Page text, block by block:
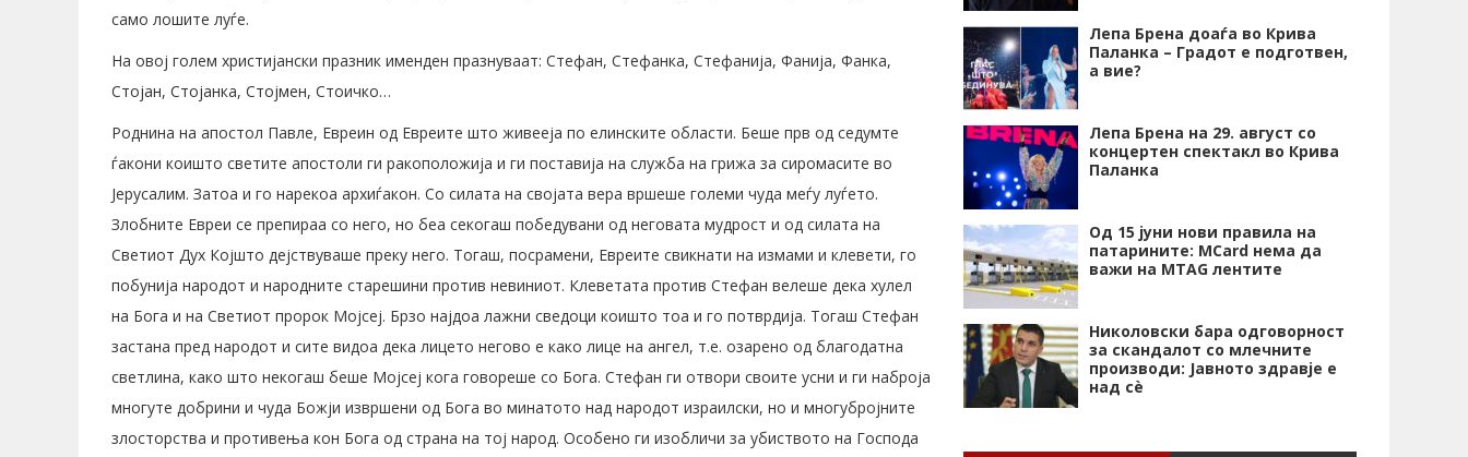
само лошите луѓе.
На овој голем христијански празник именден празнуваат: Стефан, Стефанка, Стефанија, Фанија, Фанка,
Стојан, Стојанка, Стојмен, Стоичко…
Роднина на апостол Павле, Евреин од Евреите што живееја по елинските области. Беше прв од седумте
ѓакони коишто светите апостоли ги ракоположија и ги поставија на служба на грижа за сиромасите во
Јерусалим. Затоа и го нарекоа архиѓакон. Со силата на својата вера вршеше големи чуда меѓу луѓето.
Злобните Евреи се препираа со него, но беа секогаш победувани од неговата мудрост и од силата на
Светиот Дух Којшто дејствуваше преку него. Тогаш, посрамени, Евреите свикнати на измами и клевети, го
побунија народот и народните старешини против невиниот. Клеветата против Стефан велеше дека хулел
на Бога и на Светиот пророк Мојсеј. Брзо најдоа лажни сведоци коишто тоа и го потврдија. Тогаш Стефан
застана пред народот и сите видоа дека лицето негово е како лице на ангел, т.е. озарено од благодатна
светлина, како што некогаш беше Мојсеј кога говореше со Бога. Стефан ги отвори своите усни и ги наброја
многуте добрини и чуда Божји извршени од Бога во минатото над народот израилски, но и многубројните
злосторства и противења кон Бога од страна на тој народ. Особено ги изобличи за убиството на Господа
Лепа Брена доаѓа во Крива
Паланка – Градот е подготвен,
а вие?
Лепа Брена на 29. август со
концертен спектакл во Крива
Паланка
Од 15 јуни нови правила на
патарините: MCard нема да
важи на MTAG лентите
Николовски бара одговорност
за скандалот со млечните
производи: Јавното здравје е
над сѐ